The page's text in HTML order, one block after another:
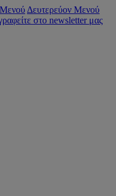
Δευτερεύον Μενού
στο newsletter μας